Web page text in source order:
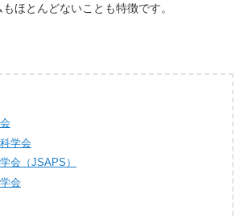
ほとんどないことも特徴です。
学会
会（JSAPS）
会